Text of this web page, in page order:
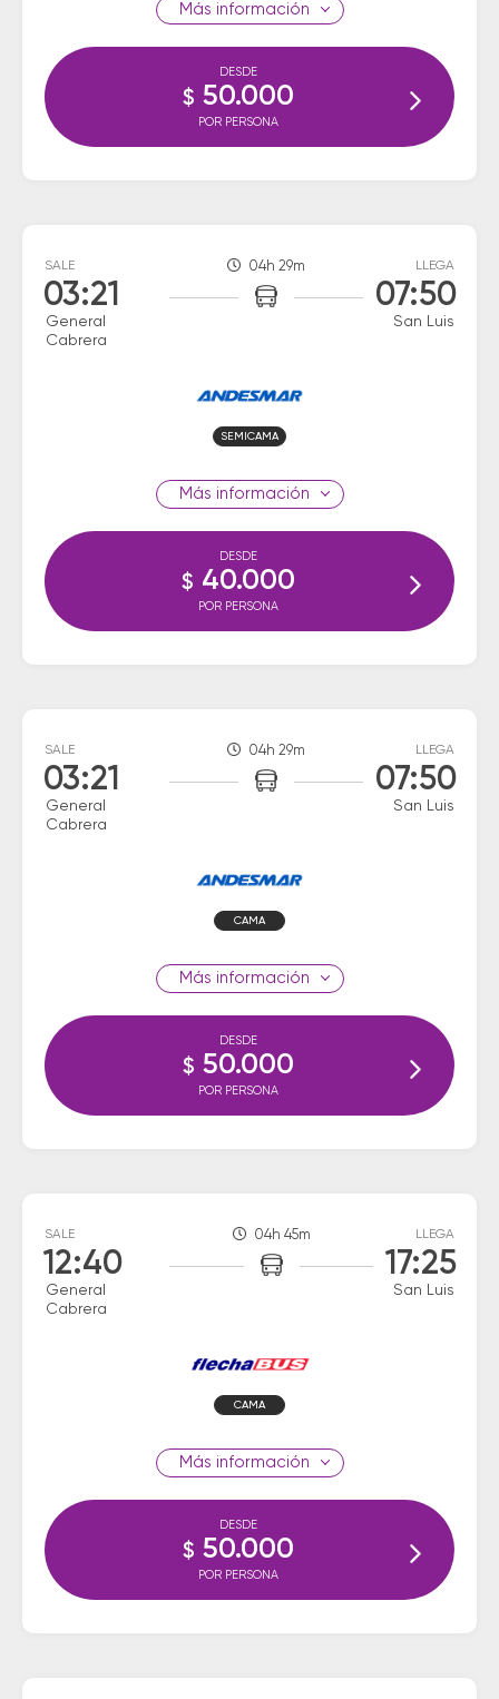
información
DESDE
$ 50.000
POR PERSONA
SALE
03:21
General
Cabrera
04h 29m LLEGA
07:50
San Luis
SEMICAMA
información
DESDE
$ 40.000
POR PERSONA
SALE
03:21
General
Cabrera
04h 29m LLEGA
07:50
San Luis
CAMA
información
DESDE
$ 50.000
POR PERSONA
SALE
12:40
General
Cabrera
04h 45m LLEGA
17:25
San Luis
CAMA
información
DESDE
$ 50.000
POR PERSONA